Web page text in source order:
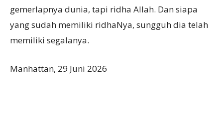
gemerlapnya dunia, tapi ridha Allah. Dan siapa
yang sudah memiliki ridhaNya, sungguh dia telah
memiliki segalanya.
Manhattan, 29 Juni 2026